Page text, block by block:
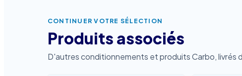
CONTINUER VOTRE SÉLECTION
Produits associés
D'autres conditionnements et produits Carbo, livrés